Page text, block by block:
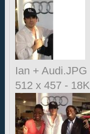
Ian + Audi.JPG
512 x 457 - 18K